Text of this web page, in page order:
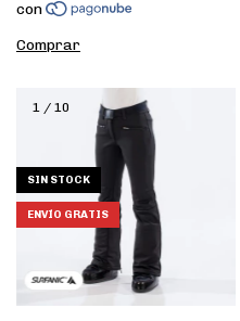
Comprar
1 / 10
SIN STOCK
ENVÍO GRATIS